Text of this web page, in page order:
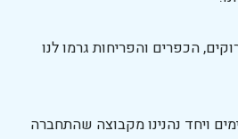
הכפרים והפריחות גרמו לנו
ויחד נהנינו מקבוצה שהתחברה